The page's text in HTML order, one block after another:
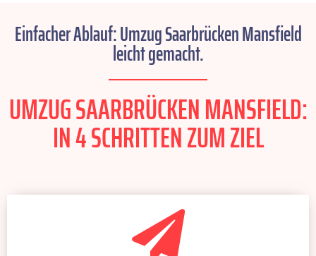
Einfacher Ablauf: Umzug Saarbrücken Mansfield
leicht gemacht.
UMZUG SAARBRÜCKEN MANSFIELD:
IN 4 SCHRITTEN ZUM ZIEL